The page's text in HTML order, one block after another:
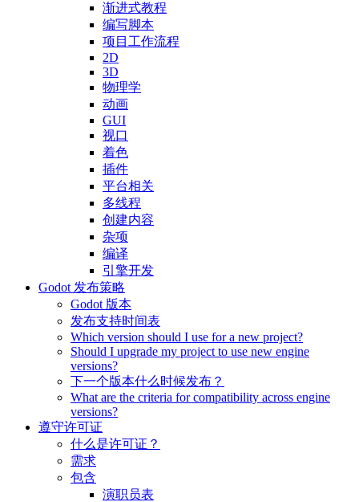
渐进式教程
编写脚本
项目工作流程
2D
3D
物理学
动画
GUI
视口
着色
插件
平台相关
多线程
创建内容
杂项
编译
引擎开发
Godot 发布策略
Godot 版本
发布支持时间表
Which version should I use for a new project?
Should I upgrade my project to use new engine
versions?
下一个版本什么时候发布？
What are the criteria for compatibility across engine
versions?
遵守许可证
什么是许可证？
需求
包含
演职员表